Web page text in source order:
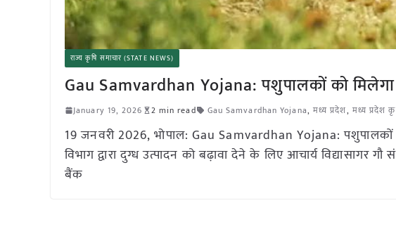
राज्य कृषि समाचार (STATE NEWS)
Gau Samvardhan Yojana: पशुपालकों को
January 19, 2026 2 min read Gau Samvardhan Yojana, मध्य प्रदेश, मध्य प्रदेश
19 जनवरी 2026, भोपाल: Gau Samvardhan Yojana:
विभाग द्वारा दुग्ध उत्पादन को बढ़ावा देने के लिए आचार्य विद्यासागर
बैंक